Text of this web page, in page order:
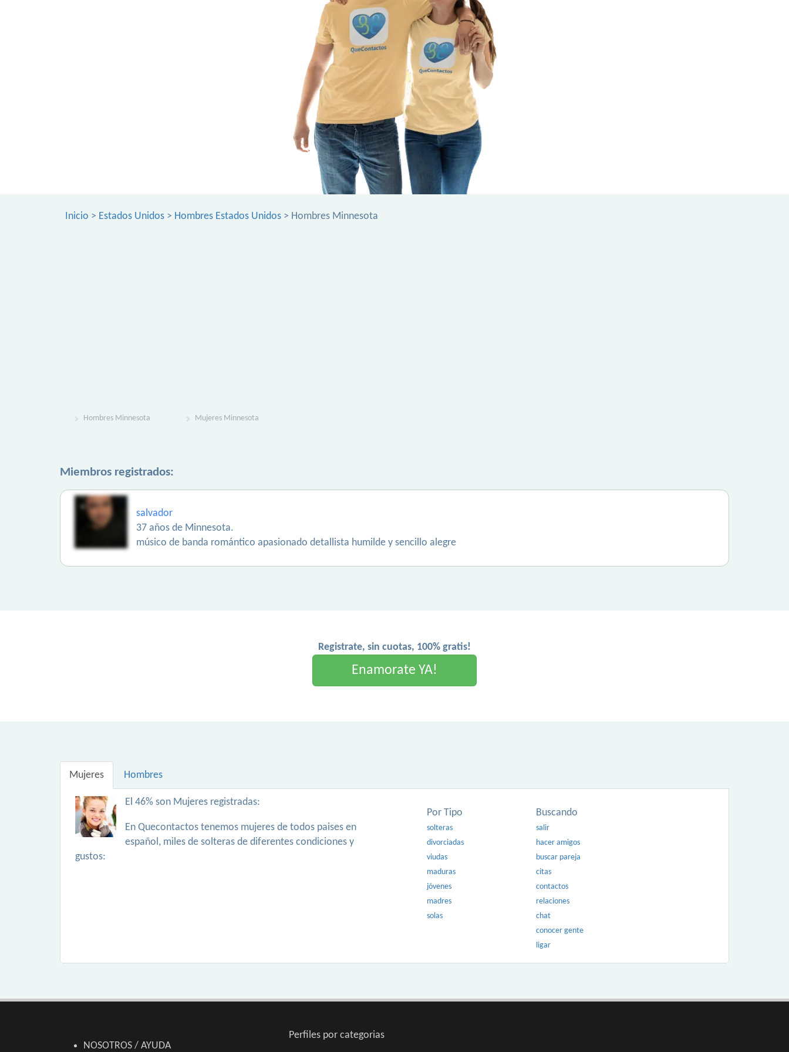
Inicio > Estados Unidos > Hombres Estados Unidos > Hombres Minnesota
Hombres Minnesota Mujeres Minnesota
Miembros registrados:
salvador
37 años de Minnesota.
músico de banda romántico apasionado detallista humilde y sencillo alegre
Registrate, sin cuotas, 100% gratis!
Enamorate YA!
Mujeres Hombres
El 46% son Mujeres registradas:
En Quecontactos tenemos mujeres de todos paises en
español, miles de solteras de diferentes condiciones y
gustos:
Por Tipo
solteras
divorciadas
viudas
maduras
jóvenes
madres
solas
Buscando
salir
hacer amigos
buscar pareja
citas
contactos
relaciones
chat
conocer gente
ligar
NOSOTROS / AYUDA
Perfiles por categorias